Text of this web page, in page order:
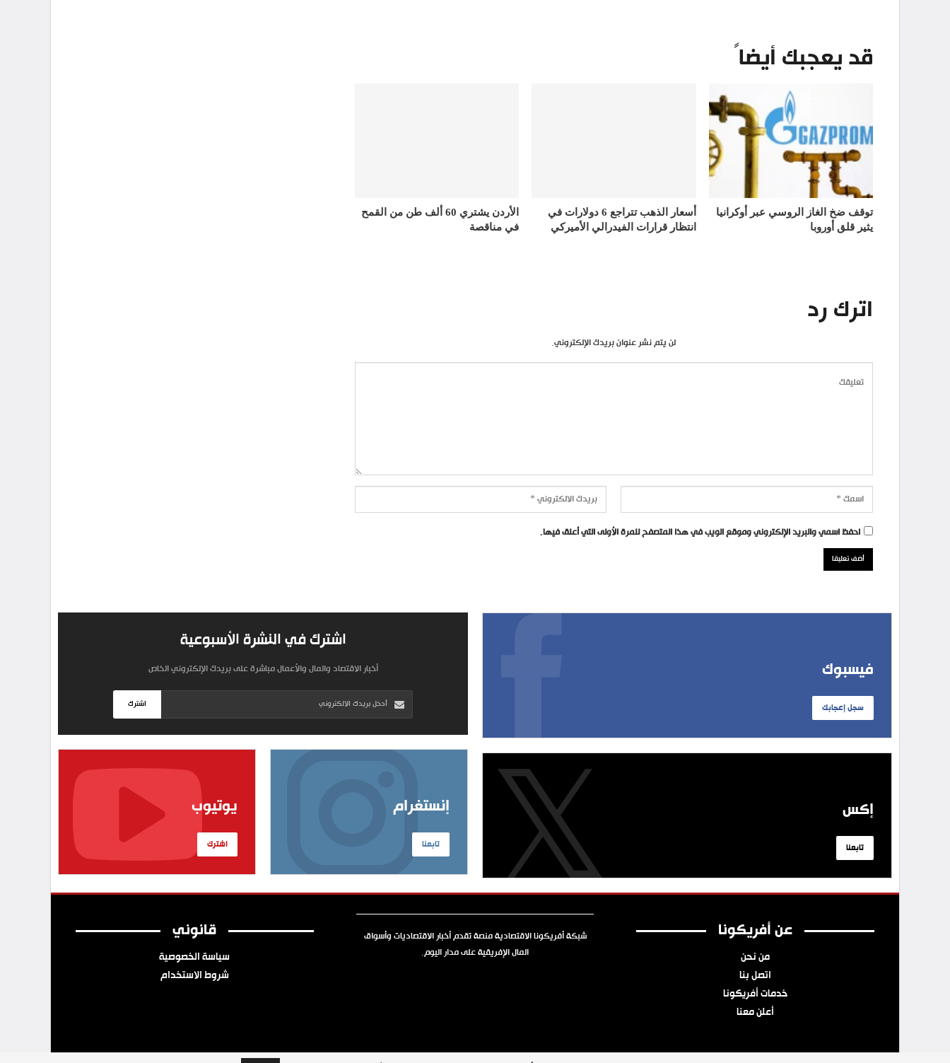
قد يعجبك أيضاً
توقف ضخ الغاز الروسي عبر أوكرانيا
يثير قلق أوروبا
أسعار الذهب تتراجع 6 دولارات في
انتظار قرارات الفيدرالي الأميركي
الأردن يشتري 60 ألف طن من القمح
في مناقصة
اترك رد
لن يتم نشر عنوان بريدك الإلكتروني.
احفظ اسمي والبريد الإلكتروني وموقع الويب في هذا المتصفح للمرة الأولى التي أعلق فيها.
فيسبوك
سجل إعجابك
إكس
تابعنا
اشترك في النشرة الأسبوعية
أخبار الاقتصاد والمال والأعمال مباشرة على بريدك الإلكتروني الخاص
اشترك
إنستغرام
تابعنا
يوتيوب
اشترك
عن أفريكونا
من نحن
اتصل بنا
خدمات أفريكونا
أعلن معنا
شبكة أفريكونا الاقتصادية منصة تقدم أخبار الاقتصاديات وأسواق
المال الإفريقية على مدار اليوم.
قانوني
سياسة الخصوصية
شروط الاستخدام
جميع الحقوق محفوظة © 2026 شبكة أفريكونا